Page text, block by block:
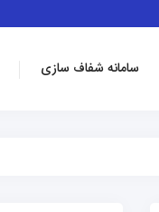
سامانه شفاف سازی